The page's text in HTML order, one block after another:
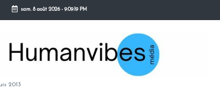
Skip
content
sam. 8 août 2026- 9:09:20 PM
2013